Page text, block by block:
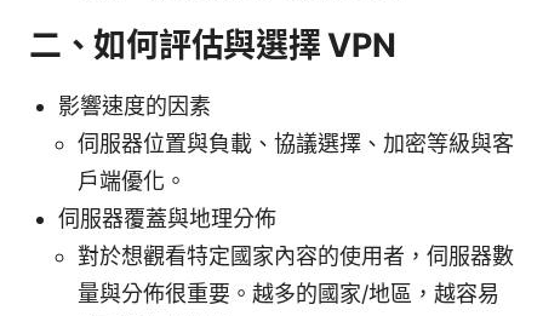
二、如何評估與選擇 VPN
影響速度的因素
伺服器位置與負載、協議選擇、加密等級與客
戶端優化。
伺服器覆蓋與地理分佈
對於想觀看特定國家內容的使用者，伺服器數
量與分佈很重要。越多的國家/地區，越容易